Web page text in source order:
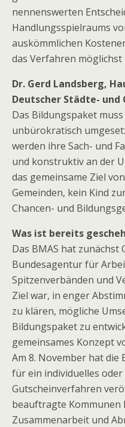
nennenswerten
Handlungsspielraums
auskömmlichen
das Verfahren
Dr. Gerd Landsberg,
Deutscher Städte- und
Das Bildungspaket
unbürokratisch
werden ihre Sach- und
und konstruktiv an der
das gemeinsame Ziel
Gemeinden, kein Kind
Chancen- und
Was ist bereits
Das BMAS hat zunächst
Bundesagentur für
Spitzenverbänden und
Ziel war, in enger
zu klären, mögliche
Bildungspaket zu
gemeinsames Konzept
Am 8. November hat
für ein individuelles oder
Gutscheinverfahren
beauftragte Kommunen
Zusammenarbeit und